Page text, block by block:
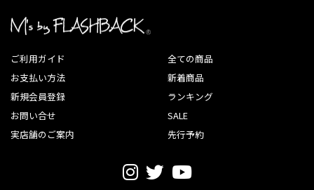
ご利用ガイド
お支払い方法
新規会員登録
お問い合せ
実店舗のご案内
全ての商品
新着商品
ランキング
SALE
先行予約